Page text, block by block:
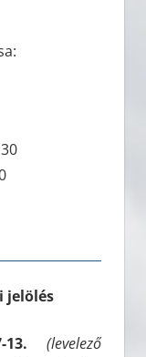
jelölés
(levelező